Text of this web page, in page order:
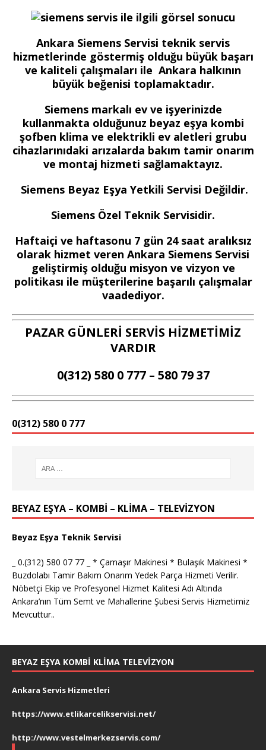
Ankara Siemens Servisi teknik servis
hizmetlerinde göstermiş olduğu büyük başarı
ve kaliteli çalışmaları ile Ankara halkının
büyük beğenisi toplamaktadır.
Siemens markalı ev ve işyerinizde
kullanmakta olduğunuz beyaz eşya kombi
şofben klima ve elektrikli ev aletleri grubu
cihazlarınıdaki arızalarda bakım tamir onarım
ve montaj hizmeti sağlamaktayız.
Siemens Beyaz Eşya Yetkili Servisi Değildir.
Siemens Özel Teknik Servisidir.
Haftaiçi ve haftasonu 7 gün 24 saat aralıksız
olarak hizmet veren Ankara Siemens Servisi
geliştirmiş olduğu misyon ve vizyon ve
politikası ile müşterilerine başarılı çalışmalar
vaadediyor.
PAZAR GÜNLERİ SERVİS HİZMETİMİZ
VARDIR
0(312) 580 0 777 – 580 79 37
0(312) 580 0 777
BEYAZ EŞYA – KOMBİ – KLİMA – TELEVİZYON
Beyaz Eşya Teknik Servisi
_ 0.(312) 580 07 77 _ * Çamaşır Makinesi * Bulaşık Makinesi *
Buzdolabı Tamir Bakım Onarım Yedek Parça Hizmeti Verilir.
Nöbetçi Ekip ve Profesyonel Hizmet Kalitesi Adı Altında
Ankara’nın Tüm Semt ve Mahallerine Şubesi Servis Hizmetimiz
Mevcuttur..
BEYAZ EŞYA KOMBI KLIMA TELEVIZYON
Ankara Servis Hizmetleri
https://www.etlikarcelikservisi.net/
http://www.vestelmerkezservis.com/